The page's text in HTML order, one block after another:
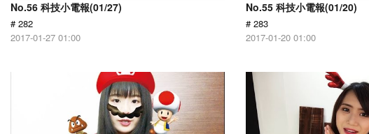
No.56 科技小電報(01/27)
# 282
2017-01-27 01:00
No.55 科技小電報(01/20)
# 283
2017-01-20 01:00